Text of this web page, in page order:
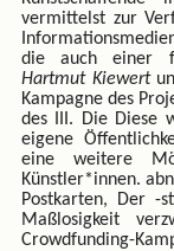
vermittelst zur
die auch einer
Hartmut Kiewert
Kampagne des
des III. Die Diese
eigene
eine weitere
Künstler*innen.
Postkarten, Der -
Maßlosigkeit
Crowdfunding-